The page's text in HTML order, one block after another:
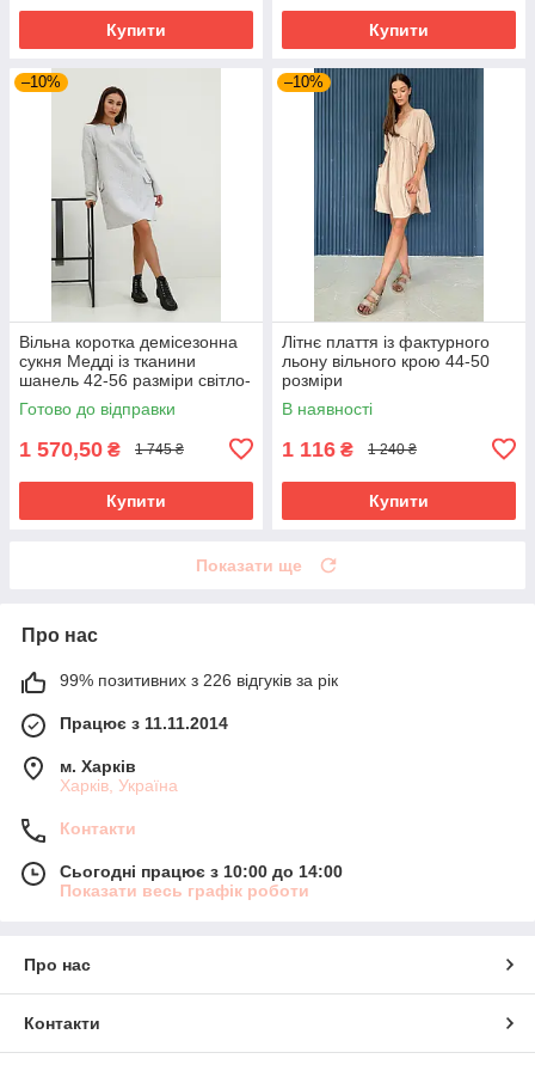
Купити Купити
–10%
Вільна коротка демісезонна
сукня Медді із тканини
шанель 42-56 разміри світло-
сіра
Готово до відправки
1 570,50 ₴ 1 745 ₴
Купити
–10%
Літнє плаття із фактурного
льону вільного крою 44-50
розміри
В наявності
1 116 ₴ 1 240 ₴
Купити
Показати ще
Про нас
99% позитивних з 226 відгуків за рік
Працює з 11.11.2014
м. Харків
Харків, Україна
Контакти
Сьогодні працює з 10:00 до 14:00
Показати весь графік роботи
Про нас
Контакти